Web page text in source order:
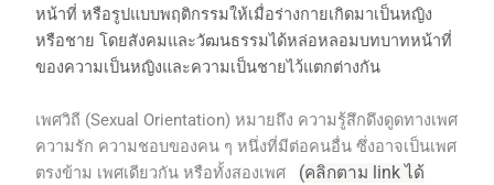
หน้าที่ หรือรูปแบบพฤติกรรมให้เมื่อร่างกายเกิดมาเป็นหญิง
หรือชาย โดยสังคมและวัฒนธรรมได้หล่อหลอมบทบาทหน้าที่
ของความเป็นหญิงและความเป็นชายไว้แตกต่างกัน
เพศวิถี (Sexual Orientation) หมายถึง ความรู้สึกดึงดูดทางเพศ
ความรัก ความชอบของคน ๆ หนึ่งที่มีต่อคนอื่น ซึ่งอาจเป็นเพศ
ตรงข้าม เพศเดียวกัน หรือทั้งสองเพศ
(คลิกตาม link ได้